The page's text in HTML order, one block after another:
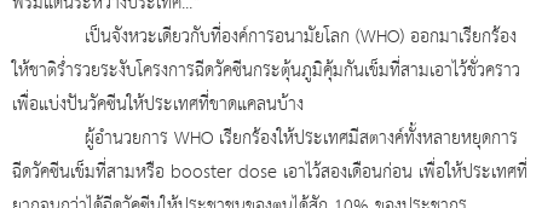
เป็นจังหวะเดียวกับที่องค์การอนามัยโลก (WHO) ออกมาเรียกร้อง
ให้ชาติร่ำรวยระงับโครงการฉีดวัคซีนกระตุ้นภูมิคุ้มกันเข็มที่สามเอาไว้ชั่วคราว
เพื่อแบ่งปันวัคซีนให้ประเทศที่ขาดแคลนบ้าง
ผู้อำนวยการ WHO เรียกร้องให้ประเทศมีสตางค์ทั้งหลายหยุดการ
ฉีดวัคซีนเข็มที่สามหรือ booster dose เอาไว้สองเดือนก่อน เพื่อให้ประเทศที่